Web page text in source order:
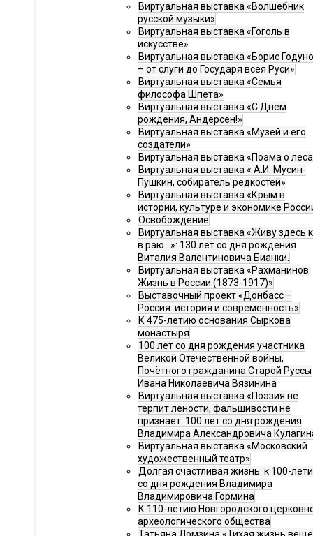
Виртуальная выставка «Волшебник
русской музыки»
Виртуальная выставка «Гоголь в
искусстве»
Виртуальная выставка «Борис
– от слуги до Государя всея Руси»
Виртуальная выставка «Семья
философа Шпета»
Виртуальная выставка «С Днём
рождения, Андерсен!»
Виртуальная выставка «Музей и его
создатели»
Виртуальная выставка «Поэма о
Виртуальная выставка « А.И. Мусин-
Пушкин, собиратель редкостей»
Виртуальная выставка «Крым в
истории, культуре и экономике
Освобождение
Виртуальная выставка «Живу здесь
в раю…»: 130 лет со дня рождения
Виталия Валентиновича Бианки.
Виртуальная выставка «Рахманинов.
Жизнь в России (1873-1917)»
Выставочный проект «Донбасс –
Россия: история и современность»
К 475-летию основания Сыркова
монастыря
100 лет со дня рождения участника
Великой Отечественной войны,
Почётного гражданина Старой Руссы
Ивана Николаевича Вязинина
Виртуальная выставка «Поэзия не
терпит лености, фальшивости не
признаёт: 100 лет со дня рождения
Владимира Александровича
Виртуальная выставка «Московский
художественный театр»
Долгая счастливая жизнь: к 100-
со дня рождения Владимира
Владимировича Гормина
К 110-летию Новгородского
археологического общества